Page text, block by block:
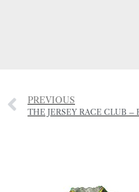
PREVIOUS